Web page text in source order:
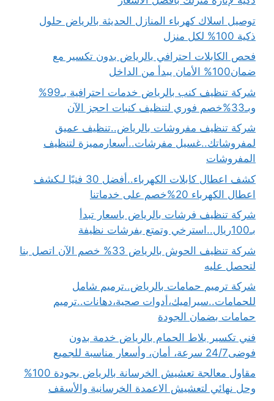
توصيل اسلاك كهرباء المنازل الحديثة بالرياض حلول
ذكية 100% لكل منزل
فحص الكابلات احترافي بالرياض بدون تكسير مع
ضمان100% الأمان يبدأ من الداخل
شركة تنظيف كنب بالرياض خدمات احترافية بـ99%
وبـ33%خصم فوري لتنظيف كنبات احجز الآن
شركة تنظيف مفروشات بالرياض..تنظيف عميق
لمفروشاتك..غسيل مفرشات..أسعارمميزة لتنظيف
المفروشات
كشف اعطال كابلات الكهرباء..أفضل 30 فنيًا لـكشف
اعطال الكهرباء 20%خصم على خدماتنا
شركة تنظيف فرشات بالرياض باسعار تبدأ
بـ100ريال..استرخي وتمتع بفرشات نظيفة
شركة تنظيف الحوش بالرياض 33% خصم الآن اتصل بنا
لتحصل عليه
شركة ترميم حمامات بالرياض..ترميم شامل
للحمامات..سيراميك،أدوات صحية،دهانات..ترميم
حمامات بضمان الجودة
فني تكسير بلاط الحمام بالرياض خدمة بدون
فوضى24/7 سرعة، أمان، وأسعار مناسبة للجميع
مقاول معالجة تعشيش الخرسانة بالرياض بجودة 100%
وحل نهائي لتعشيش الاعمدة الخرسانية والأسقف